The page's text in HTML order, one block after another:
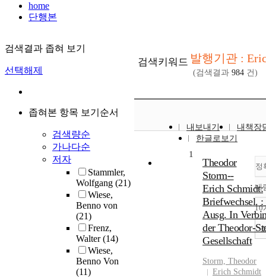
home
단행본
검색결과 좁혀 보기
선택해제
좁혀본 항목 보기순서
검색량순
가나다순
저자
Stammler,
Wolfgang (21)
Wiese,
Benno von
(21)
Frenz,
Walter(14)
Wiese,
Benno Von
(11)
검색키워드 발행기관 :
(검색결과 984 건)
내보내기
내책장
한글로보기
정
내
10
1
Theodor
Storm--
Erich Schmidt:
Briefwechsel.
Ausg. In
der Theodor-
Gesellschaft
Storm, Theodor
Erich Schmidt